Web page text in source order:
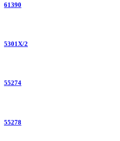
61390
5301X/2
55274
55278